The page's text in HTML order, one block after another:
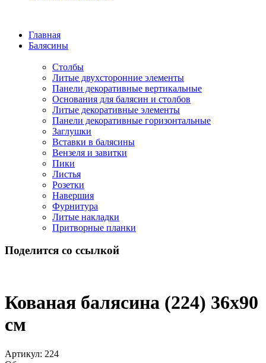
Главная
Балясины
Столбы
Литые двухсторонние элементы
Панели декоративные вертикальные
Основания для балясин и столбов
Литые декоративные элементы
Панели декоративные горизонтальные
Заглушки
Вставки в балясины
Вензеля и завитки
Пики
Листья
Розетки
Навершия
Фурнитура
Литые накладки
Притворные планки
Поделится со ссылкой
Кованая балясина (224) 36x90
см
Артикул: 224